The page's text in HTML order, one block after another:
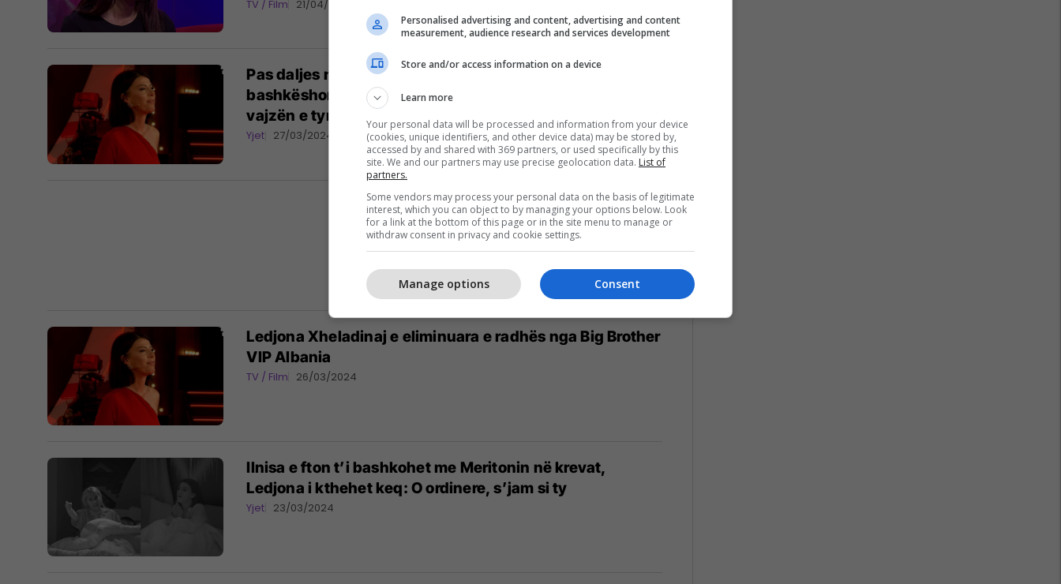
TV / Film 21/04/2024
Pas daljes nga Big Brother, Ledjona i përgjigjet ish-
bashkëshortit - flet edhe për kërcënimet e akuzat për
vajzën e tyre
Yjet 27/03/2024
Ledjona Xheladinaj e eliminuara e radhës nga Big Brother
VIP Albania
TV / Film 26/03/2024
Ilnisa e fton t’i bashkohet me Meritonin në krevat,
Ledjona i kthehet keq: O ordinere, s’jam si ty
Yjet 23/03/2024
Personalised advertising and content, advertising and content
measurement, audience research and services development
Store and/or access information on a device
Learn more
Your personal data will be processed and information from your device
(cookies, unique identifiers, and other device data) may be stored by,
accessed by and shared with 369 partners, or used specifically by this
site. We and our partners may use precise geolocation data. List of
partners.
Some vendors may process your personal data on the basis of legitimate
interest, which you can object to by managing your options below. Look
for a link at the bottom of this page or in the site menu to manage or
withdraw consent in privacy and cookie settings.
Consent
Manage options